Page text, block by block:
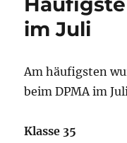
im Juli
Am häufigsten
beim DPMA im
Klasse 35